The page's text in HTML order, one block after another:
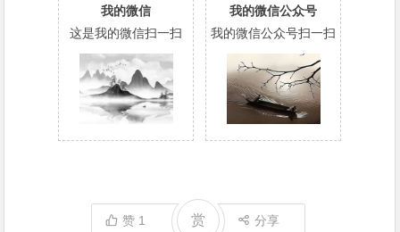
我的微信
这是我的微信扫一扫
我的微信公众号
我的微信公众号扫一扫
赞 1 赏 分享